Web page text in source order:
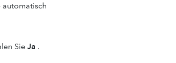
automatisch
Sie Ja .